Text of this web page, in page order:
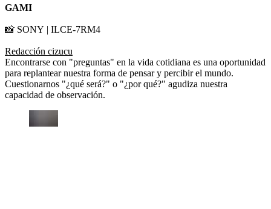
GAMI
📸 SONY | ILCE-7RM4
Redacción cizucu
Encontrarse con "preguntas" en la vida cotidiana es una oportunidad
para replantear nuestra forma de pensar y percibir el mundo.
Cuestionarnos "¿qué será?" o "¿por qué?" agudiza nuestra
capacidad de observación.